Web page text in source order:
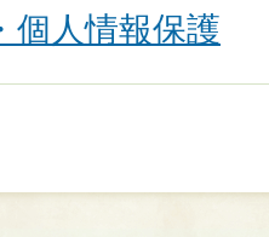
個人情報保護